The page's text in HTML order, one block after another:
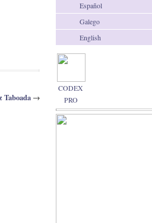
Taboada →
Español
Galego
English
CODEX
PRO